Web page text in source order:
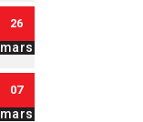
26
mars
07
mars